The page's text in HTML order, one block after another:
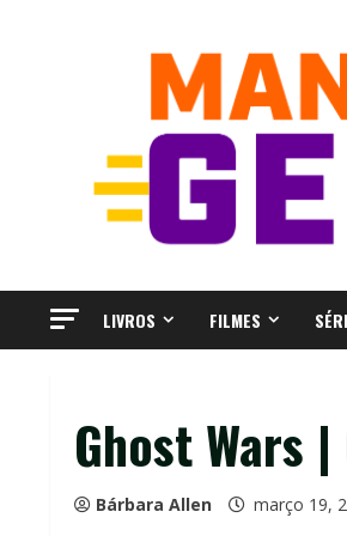
LIVROS FILMES
Ghost Wars
Bárbara Allen março 19,